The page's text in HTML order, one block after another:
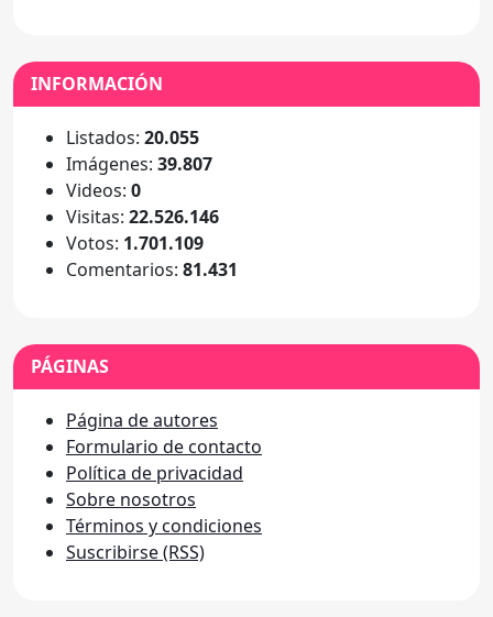
INFORMACIÓN
Listados: 20.055
Imágenes: 39.807
Videos: 0
Visitas: 22.526.146
Votos: 1.701.109
Comentarios: 81.431
PÁGINAS
Página de autores
Formulario de contacto
Política de privacidad
Sobre nosotros
Términos y condiciones
Suscribirse (RSS)